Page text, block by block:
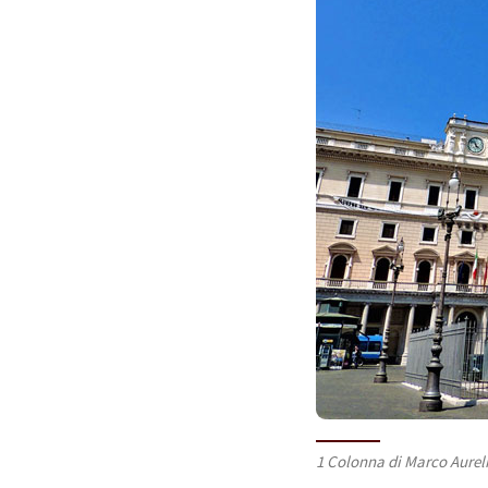
1 Colonna di Marco